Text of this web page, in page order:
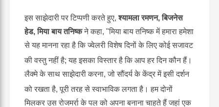
इस साझेदारी पर टिप्पणी करते हुए,श्यामला रमणन, बिजनेस
हेड, मिया बाय तनिष्कने कहा, "मिया बाय तनिष्क में हमारा हमेशा
से यह मानना रहा है कि ज्वेलरी विशेष दिनों के लिए कोई सजावट
की वस्तु नहीं है; यह इसका विस्तार है कि आप हर दिन कौन हैं।
लैक्मे के साथ साझेदारी करना, जो सौंदर्य के केंद्र में इसी दर्शन
को रखता है, पूरी तरह से स्वाभाविक लगता है। हम दोनों
मिलकर उस रोजमर्रा के पल को अपना बनाना चाहते हैं जहां एक